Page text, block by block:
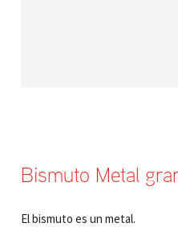
Bismuto Metal
El bismuto es un metal.